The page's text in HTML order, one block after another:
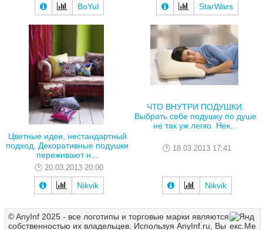
BoYul StarWars
Цветные идеи, нестандартный
подход. Декоративные подушки
переживают н...
20.03.2013 20:00
Nikvik
ЧТО ВНУТРИ ПОДУШКИ.
Выбрать себе подушку по душе
не так уж легко. Нек...
18.03.2013 17:41
Nikvik
© AnyInf 2025 - все логотипы и торговые марки являются
собственностью их владельцев. Используя AnyInf.ru, Вы